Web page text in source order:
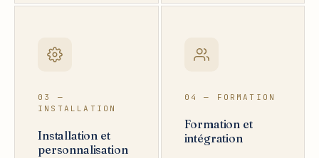
03 —
INSTALLATION
Installation et
personnalisation
04 — FORMATION
Formation et
intégration